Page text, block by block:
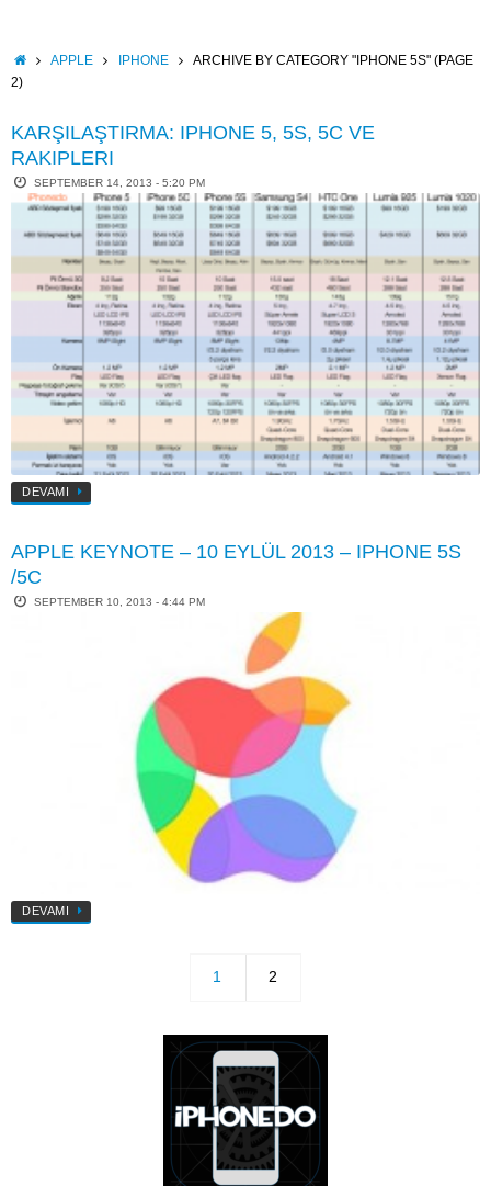
contentHOMEAPPLE IPHONE ARCHIVE BY CATEGORY "IPHONE 5S"(PAGE
2)
KARŞILAŞTIRMA: IPHONE 5, 5S, 5C VE
RAKIPLERI
SEPTEMBER 14, 2013 - 5:20 PM
DEVAMI
APPLE KEYNOTE – 10 EYLÜL 2013 – IPHONE 5S
/5C
SEPTEMBER 10, 2013 - 4:44 PM
DEVAMI
1 2